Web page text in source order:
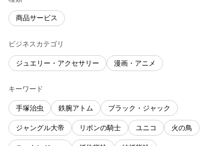
商品サービス
ビジネスカテゴリ
ジュエリー・アクセサリー 漫画・アニメ
キーワード
手塚治虫 鉄腕アトム ブラック・ジャック
ジャングル大帝 リボンの騎士 ユニコ 火の鳥